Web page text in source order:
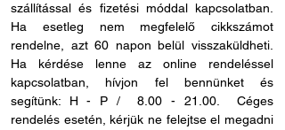
szállítással és fizetési móddal kapcsolatban.
Ha esetleg nem megfelelő cikkszámot
rendelne, azt 60 napon belül visszaküldheti.
Ha kérdése lenne az online rendeléssel
kapcsolatban, hívjon fel bennünket és
segítünk: H - P /8.00 - 21.00. Céges
rendelés esetén, kérjük ne felejtse el megadni